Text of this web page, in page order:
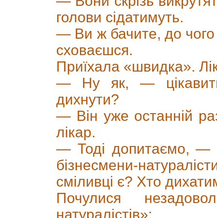
голови сідатимуть.
— Ви ж бачите, до чого
сховаєшся.
Приїхала «швидка».
— Ну як, —
дихнути?
— Він уже останній
лікар.
— Тоді допитаємо, —
бізнесмени-
сміливці є? Хто
Почулися
натуралістів»: